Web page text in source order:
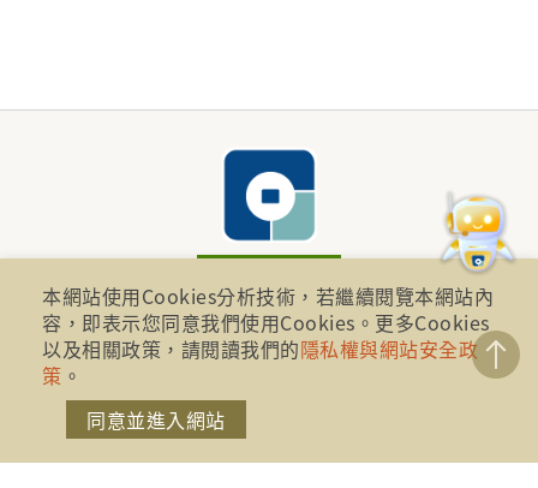
財團法人金融消費評議中心 著作權所有
地址：10041台北市忠孝西路一段四號17樓(崇聖大樓)
本網站使用Cookies分析技術，若繼續閱覽本網站內
容，即表示您同意我們使用Cookies。更多Cookies
以及相關政策，請閱讀我們的隱私權與網站安全政
策 。
同意並進入網站